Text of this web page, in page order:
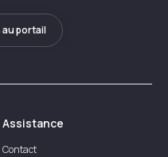
portail
Assistance
Contact